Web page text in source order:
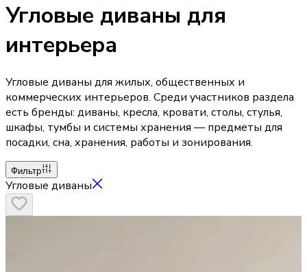
Угловые диваны для
интерьера
Угловые диваны для жилых, общественных и
коммерческих интерьеров. Среди участников раздела
есть бренды: диваны, кресла, кровати, столы, стулья,
шкафы, тумбы и системы хранения — предметы для
посадки, сна, хранения, работы и зонирования.
Фильтр
Угловые диваны